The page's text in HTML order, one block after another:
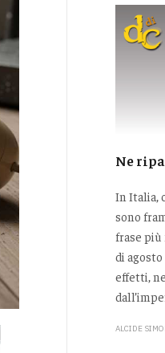
Ne
In Italia,
sono
frase
di
effetti,
ALCIDE